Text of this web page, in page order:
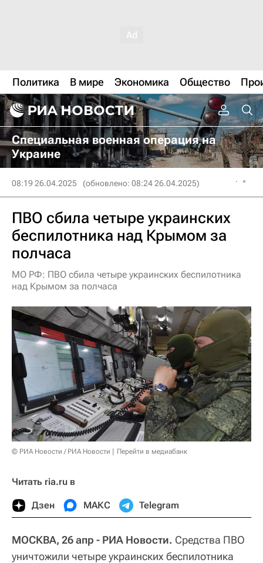
Политика В мире Экономика Общество
Специальная военная операция на
Украине
08:19 26.04.2025 (обновлено: 08:24 26.04.2025)
ПВО сбила четыре украинских
беспилотника над Крымом за
полчаса
МО РФ: ПВО сбила четыре украинских беспилотника
над Крымом за полчаса
© РИА Новости / РИА Новости Перейти в медиабанк
Читать ria.ru в
Дзен МАКС Telegram
МОСКВА, 26 апр - РИА Новости. Средства ПВО
уничтожили четыре украинских беспилотника